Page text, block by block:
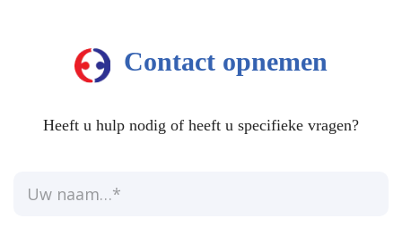
Contact opnemen
Heeft u hulp nodig of heeft u specifieke vragen?